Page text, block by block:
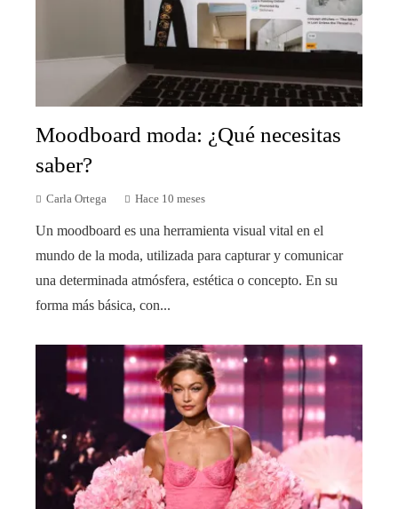
Moodboard moda: ¿Qué necesitas
saber?
Carla Ortega Hace 10 meses
Un moodboard es una herramienta visual vital en el
mundo de la moda, utilizada para capturar y comunicar
una determinada atmósfera, estética o concepto. En su
forma más básica, con...